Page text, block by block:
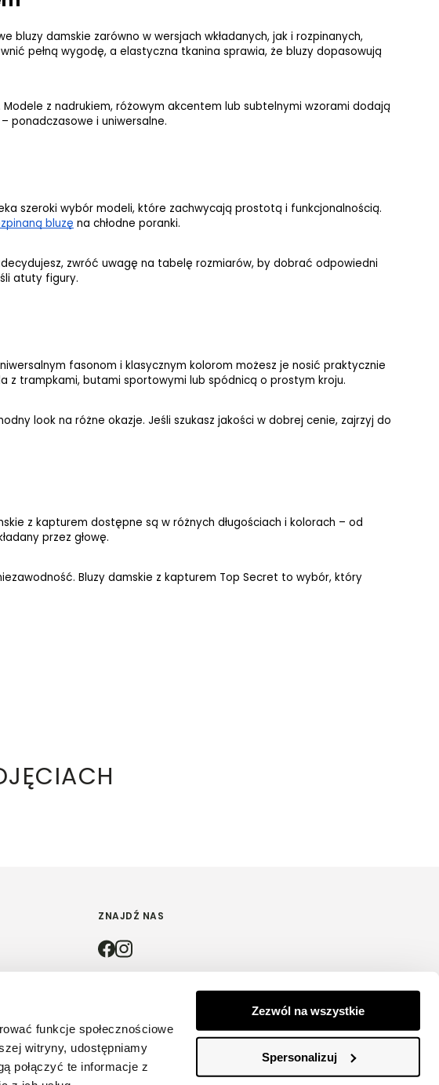
funkcje społecznościowe
witryny, udostępniamy
połączyć te informacje z
Zezwól na wszystkie
Spersonalizuj
damskie zarówno w wersjach wkładanych, jak i rozpinanych,
pełną wygodę, a elastyczna tkanina sprawia, że bluzy dopasowują
z nadrukiem, różowym akcentem lub subtelnymi wzorami dodają
ponadczasowe i uniwersalne.
szeroki wybór modeli, które zachwycają prostotą i funkcjonalnością.
bluzę na chłodne poranki.
zwróć uwagę na tabelę rozmiarów, by dobrać odpowiedni
atuty figury.
fasonom i klasycznym kolorom możesz je nosić praktycznie
z trampkami, butami sportowymi lub spódnicą o prostym kroju.
look na różne okazje. Jeśli szukasz jakości w dobrej cenie, zajrzyj do
z kapturem dostępne są w różnych długościach i kolorach – od
przez głowę.
Bluzy damskie z kapturem Top Secret to wybór, który
ZNAJDŹ NAS
4.9 Na podstawie 4208opiniiz całego okresu